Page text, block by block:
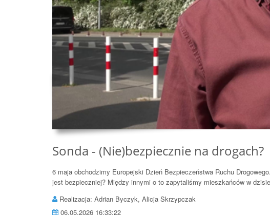
Sonda - (Nie)bezpiecznie na drogach?
6 maja obchodzimy Europejski Dzień Bezpieczeństwa Ruchu
jest bezpieczniej? Między innymi o to zapytaliśmy mieszkańców w
Realizacja: Adrian Byczyk, Alicja Skrzypczak
06.05.2026 16:33:22